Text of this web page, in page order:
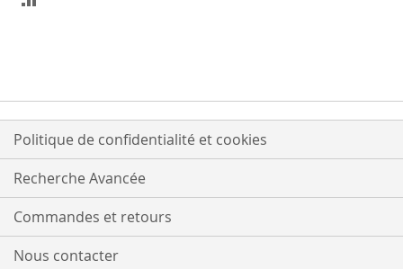
Politique de confidentialité et cookies
Recherche Avancée
Commandes et retours
Nous contacter